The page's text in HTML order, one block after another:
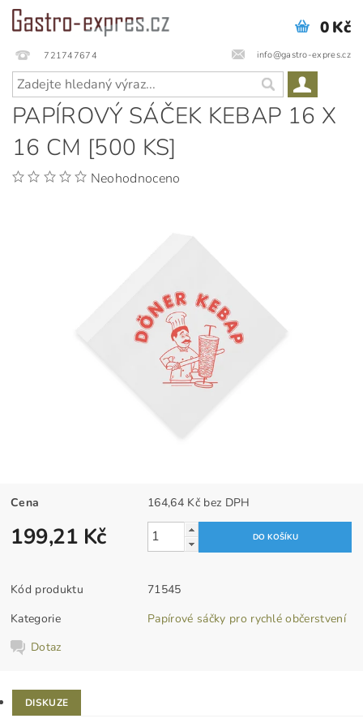
721747674 info@gastro-expres.cz
0 Kč
PAPÍROVÝ SÁČEK KEBAP 16 X
16 CM [500 KS]
Neohodnoceno
Cena 164,64 Kč bez DPH
199,21 Kč
Kód produktu
71545
Kategorie
Papírové sáčky pro rychlé občerstvení
Dotaz
DISKUZE